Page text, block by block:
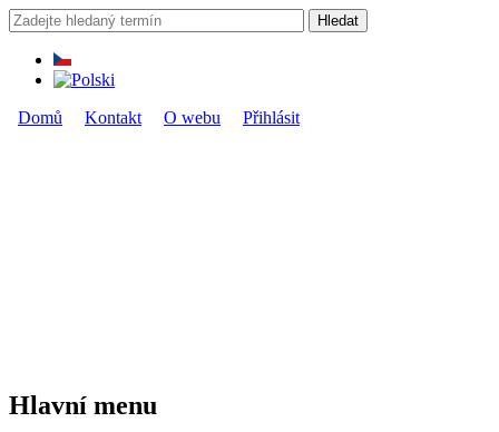
Přejít k hlavnímu obsahu
Vyhledávání
Hledat
Domů Kontakt O webu Přihlásit
Hlavní menu